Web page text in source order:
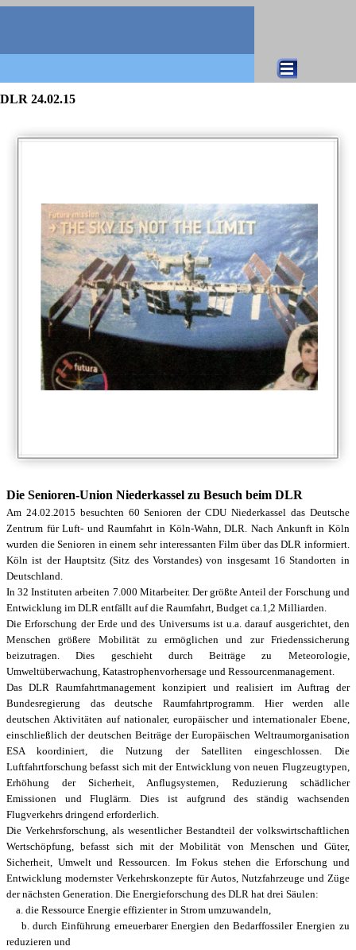
Direkt zum Seiteninhalt
DLR 24.02.15
Die Senioren-Union Niederkassel zu Besuch beim DLR
Am 24.02.2015 besuchten 60 Senioren der CDU Niederkassel das Deutsche
Zentrum für Luft- und Raumfahrt in Köln-Wahn, DLR. Nach Ankunft in Köln
wurden die Senioren in einem sehr interessanten Film über das DLR informiert.
Köln ist der Hauptsitz (Sitz des Vorstandes) von insgesamt 16 Standorten in
Deutschland.
In 32 Instituten arbeiten 7.000 Mitarbeiter. Der größte Anteil der Forschung und
Entwicklung im DLR entfällt auf die Raumfahrt, Budget ca.1,2 Milliarden.
Die Erforschung der Erde und des Universums ist u.a. darauf ausgerichtet, den
Menschen größere Mobilität zu ermöglichen und zur Friedenssicherung
beizutragen. Dies geschieht durch Beiträge zu Meteorologie,
Umweltüberwachung, Katastrophenvorhersage und Ressourcenmanagement.
Das DLR Raumfahrtmanagement konzipiert und realisiert im Auftrag der
Bundesregierung das deutsche Raumfahrtprogramm. Hier werden alle
deutschen Aktivitäten auf nationaler, europäischer und internationaler Ebene,
einschließlich der deutschen Beiträge der Europäischen Weltraumorganisation
ESA koordiniert, die Nutzung der Satelliten eingeschlossen. Die
Luftfahrtforschung befasst sich mit der Entwicklung von neuen Flugzeugtypen,
Erhöhung der Sicherheit, Anflugsystemen, Reduzierung schädlicher
Emissionen und Fluglärm. Dies ist aufgrund des ständig wachsenden
Flugverkehrs dringend erforderlich.
Die Verkehrsforschung, als wesentlicher Bestandteil der volkswirtschaftlichen
Wertschöpfung, befasst sich mit der Mobilität von Menschen und Güter,
Sicherheit, Umwelt und Ressourcen. Im Fokus stehen die Erforschung und
Entwicklung modernster Verkehrskonzepte für Autos, Nutzfahrzeuge und Züge
der nächsten Generation. Die Energieforschung des DLR hat drei Säulen:
a. die Ressource Energie effizienter in Strom umzuwandeln,
b. durch Einführung erneuerbarer Energien den Bedarffossiler Energien zu
reduzieren und